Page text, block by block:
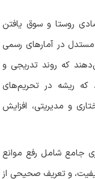
روستا و سوق یافتن
در آمارهای رسمی
که روند تدریجی و
که ریشه در تحریم‌های
و مدیریتی، افزایش
جامع شامل رفع موانع
و تعریف صحیحی از